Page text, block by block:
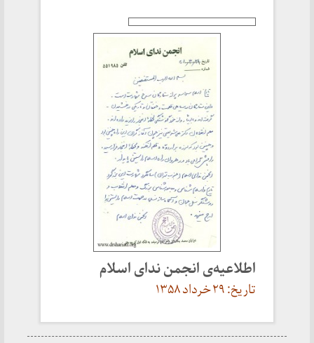
اطلاعیه‌ی انجمن ندای اسلام
تاریخ: ۲۹ خرداد ۱۳۵۸